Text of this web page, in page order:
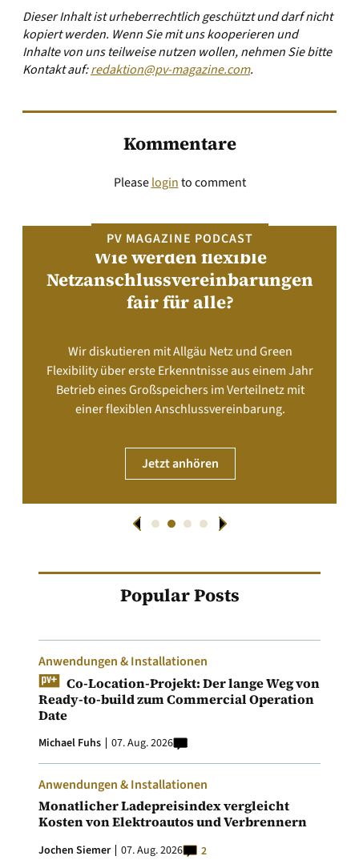
Dieser Inhalt ist urheberrechtlich geschützt und darf nicht
kopiert werden. Wenn Sie mit uns kooperieren und
Inhalte von uns teilweise nutzen wollen, nehmen Sie bitte
Kontakt auf:redaktion@pv-magazine.com.
Kommentare
Pleaseloginto comment
PV MAGAZINE PODCAST
Wie werden flexible
Netzanschlussvereinbarungen
fair für alle?
Wir diskutieren mit Allgäu Netz und Green
Flexibility über erste Erkenntnisse aus einem Jahr
Betrieb eines Großspeichers im Verteilnetz mit
einer flexiblen Anschlussvereinbarung.
Jetzt anhören
Popular Posts
Anwendungen & Installationen
Co-Location-Projekt: Der lange Weg von
Ready-to-build zum Commercial Operation
Date
Michael Fuhs 07. Aug. 2026
Anwendungen & Installationen
Monatlicher Ladepreisindex vergleicht
Kosten von Elektroautos und Verbrennern
Jochen Siemer 07. Aug. 2026 2